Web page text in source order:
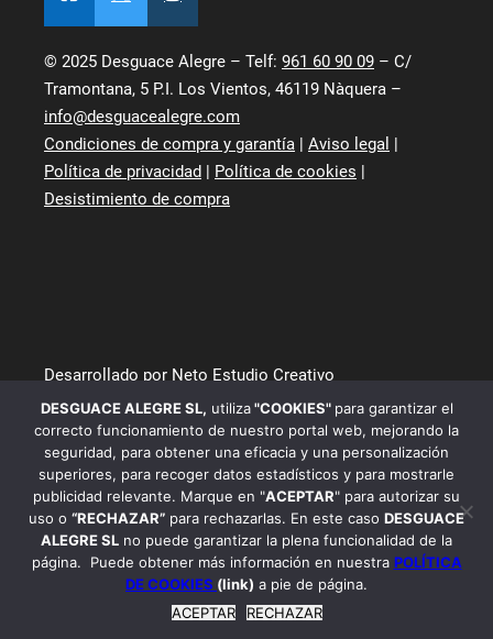
© 2025 Desguace Alegre – Telf: 961 60 90 09 – C/
Tramontana, 5 P.I. Los Vientos, 46119 Nàquera –
info@desguacealegre.com
Condiciones de compra y garantía | Aviso legal |
Política de privacidad | Política de cookies |
Desistimiento de compra
Desarrollado por Neto Estudio Creativo
DESGUACE ALEGRE SL, utiliza"COOKIES" para garantizar el
correcto funcionamiento de nuestro portal web, mejorando la
seguridad, para obtener una eficacia y una personalización
superiores, para recoger datos estadísticos y para mostrarle
publicidad relevante. Marque en "ACEPTAR" para autorizar su
uso o “RECHAZAR” para rechazarlas. En este caso DESGUACE
ALEGRE SL no puede garantizar la plena funcionalidad de la
página. Puede obtener más información en nuestra POLÍTICA
DE COOKIES (link) a pie de página.
ACEPTAR
RECHAZAR